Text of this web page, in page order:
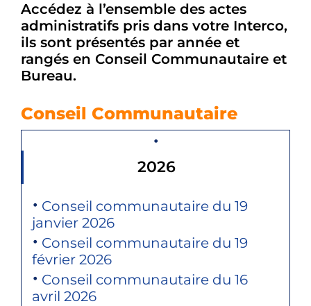
Accédez à l’ensemble des actes
administratifs pris dans votre Interco,
ils sont présentés par année et
rangés en Conseil Communautaire et
Bureau.
Conseil Communautaire
2026
Conseil communautaire du 19
janvier 2026
Conseil communautaire du 19
février 2026
Conseil communautaire du 16
avril 2026